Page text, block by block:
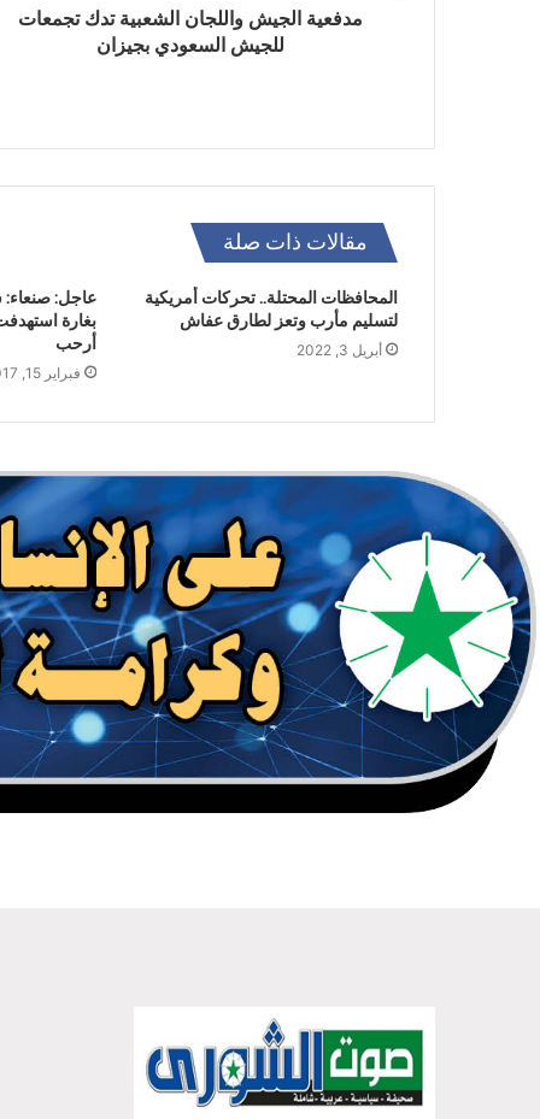
مدفعية الجيش واللجان الشعبية تدك تجمعات
للجيش السعودي بجيزان
مقالات ذات صلة
المحافظات المحتلة.. تحركات أمريكية
لتسليم مأرب وتعز لطارق عفاش
أبريل 3, 2022
عاجل: صنعاء:
بغارة
أرحب
فبراير 15, 2017